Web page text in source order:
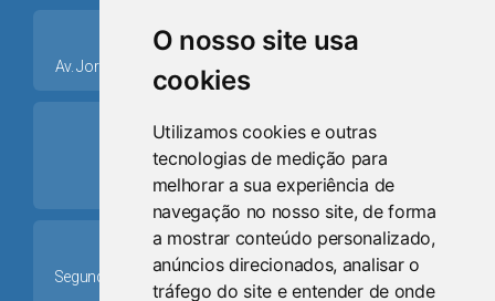
O nosso site usa
cookies
Utilizamos cookies e outras
tecnologias de medição para
melhorar a sua experiência de
navegação no nosso site, de forma
a mostrar conteúdo personalizado,
anúncios direcionados, analisar o
tráfego do site e entender de onde
place
Av. Jorge Dariva, 1211, Centro CEP: 95520.000 - Osório/RS
ring_volume
Telefone
(51) 9 8024-0884
Schedule
Segunda-feira a Sexta-feira: 08h às 12h e das 13h30min às